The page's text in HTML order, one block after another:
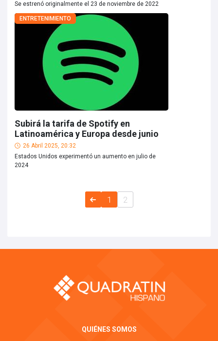
Se estrenó originalmente el 23 de noviembre de 2022
ENTRETENIMIENTO
Subirá la tarifa de Spotify en
Latinoamérica y Europa desde junio
26 Abril 2025, 20:32
Estados Unidos experimentó un aumento en julio de
2024
1 2
QUIÉNES SOMOS